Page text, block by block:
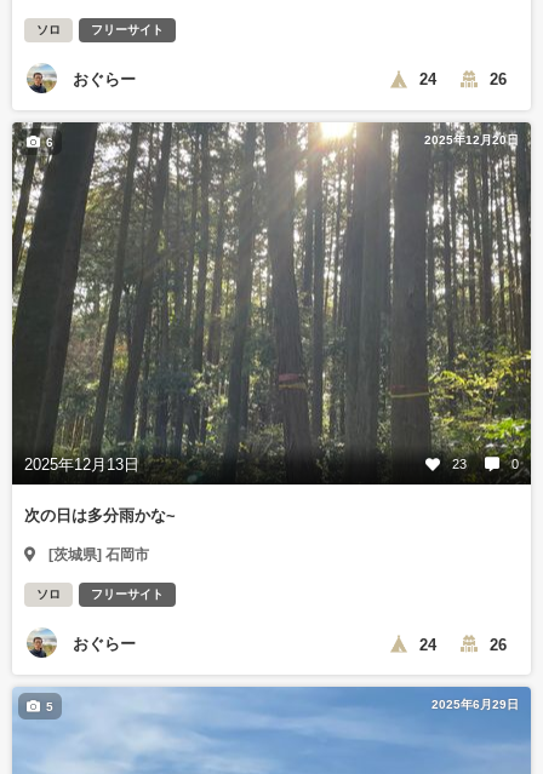
ソロ フリーサイト
おぐらー 24 26
2025年12月20日
2025年12月13日 23 0
6
次の日は多分雨かな~
[茨城県] 石岡市
ソロ フリーサイト
おぐらー 24 26
2025年6月29日
5